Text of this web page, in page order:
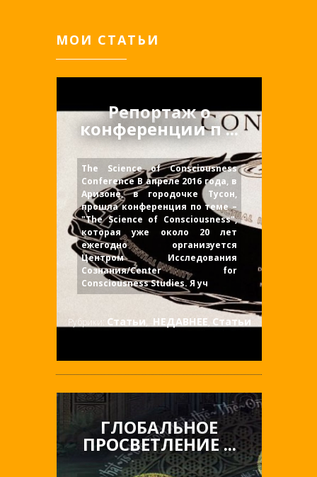
МОИ СТАТЬИ
Репортаж о
конференции п ...
The Science of Consciousness
Conference В апреле 2016 года, в
Аризоне, в городочке Тусон,
прошла конференция по теме –
"The Science of Consciousness",
которая уже около 20 лет
ежегодно организуется
Центром Исследования
Сознания/Center for
Consciousness Studies. Я уч
Рубрики: Статьи, НЕДАВНЕЕ, Статьи
ГЛОБАЛЬНОЕ
ПРОСВЕТЛЕНИЕ ...